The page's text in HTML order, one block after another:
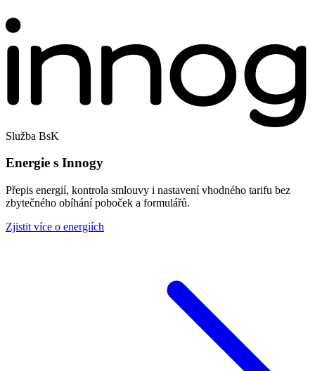
Služba BsK
Energie s Innogy
Přepis energií, kontrola smlouvy i nastavení vhodného tarifu bez
zbytečného obíhání poboček a formulářů.
Zjistit více o energiích